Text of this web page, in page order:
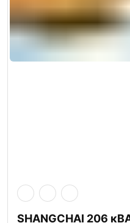
SHANGCHAI 206